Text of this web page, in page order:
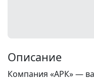
Описание
Компания «АРК» —